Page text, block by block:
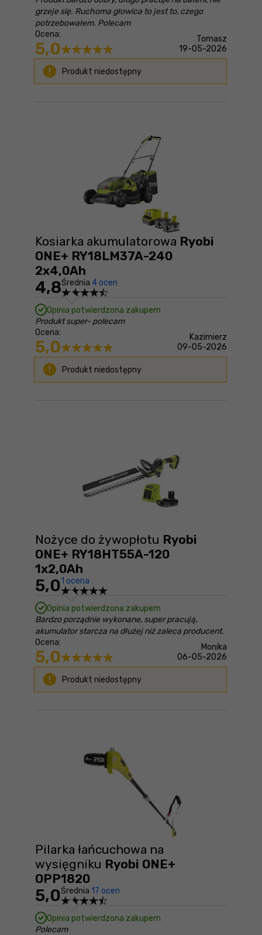
grzeje się. Ruchoma głowica to jest to, czego
potrzebowałem. Polecam
Ocena:
5,0
Tomasz
19-05-2026
Produkt niedostępny
Kosiarka akumulatorowa Ryobi
ONE+ RY18LM37A-240
2x4,0Ah
4,8Średnia 4 ocen
Opinia potwierdzona zakupem
Produkt super- polecam
Ocena:
5,0
Kazimierz
09-05-2026
Produkt niedostępny
Nożyce do żywopłotu Ryobi
ONE+ RY18HT55A-120
1x2,0Ah
5,01 ocena
Opinia potwierdzona zakupem
Bardzo porządnie wykonane, super pracują,
akumulator starcza na dłużej niż zaleca producent.
Ocena:
5,0
Monika
06-05-2026
Produkt niedostępny
Pilarka łańcuchowa na
wysięgniku Ryobi ONE+
OPP1820
5,0Średnia 17 ocen
Opinia potwierdzona zakupem
Polecam